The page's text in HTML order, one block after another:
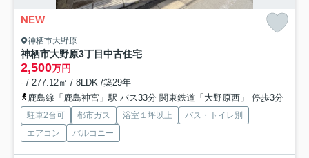
NEW
神栖市大野原
神栖市大野原3丁目中古住宅
2,500万円
- / 277.12㎡ / 8LDK /築29年
鹿島線「鹿島神宮」駅 バス33分 関東鉄道「大野原西」 停歩3分
駐車2台可 都市ガス 浴室１坪以上
バス・トイレ別
エアコン
バルコニー